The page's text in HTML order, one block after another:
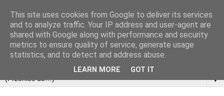
▼
This site uses cookies from Google to deliver its services
and to analyze traffic. Your IP address and user-agent are
shared with Google along with performance and security
metrics to ensure quality of service, generate usage
statistics, and to detect and address abuse.
LEARN MORE GOT IT